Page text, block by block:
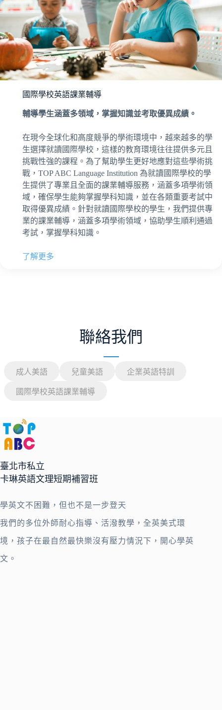
國際學校英語課業輔導
輔導學生涵蓋多領域，掌握知識並考取優異成績。
在現今全球化和高度競爭的學術環境中，越來越多的學
生選擇就讀國際學校，這樣的教育環境往往提供多元且
挑戰性強的課程。為了幫助學生更好地應對這些學術挑
戰，TOP ABC Language Institution 為就讀國際學校的學
生提供了專業且全面的課業輔導服務，涵蓋多項學術領
域，確保學生能夠掌握學科知識，並在各類重要考試中
取得優異成績。針對就讀國際學校的學生，我們提供專
業的課業輔導，涵蓋多項學術領域，協助學生順利通過
考試，掌握學科知識。
了解更多
聯絡我們
成人美語 兒童美語 企業英語特訓
國際學校英語課業輔導
臺北市私立
卡琳英語文理短期補習班
學英文不困難，但也不是一步登天
我們的多位外師耐心指導、活潑教學，全英美式環
境，孩子在最自然最快樂沒有壓力情況下，開心學英
文。